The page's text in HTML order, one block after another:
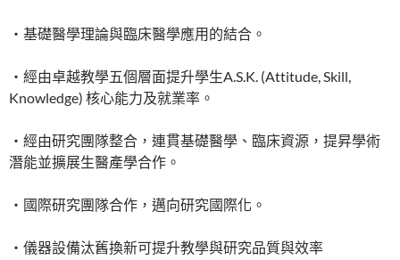
‧基礎醫學理論與臨床醫學應用的結合。
‧經由卓越教學五個層面提升學生A.S.K. (Attitude, Skill,
Knowledge) 核心能力及就業率。
‧經由研究團隊整合，連貫基礎醫學、臨床資源，提昇學術
潛能並擴展生醫產學合作。
‧國際研究團隊合作，邁向研究國際化。
‧儀器設備汰舊換新可提升教學與研究品質與效率